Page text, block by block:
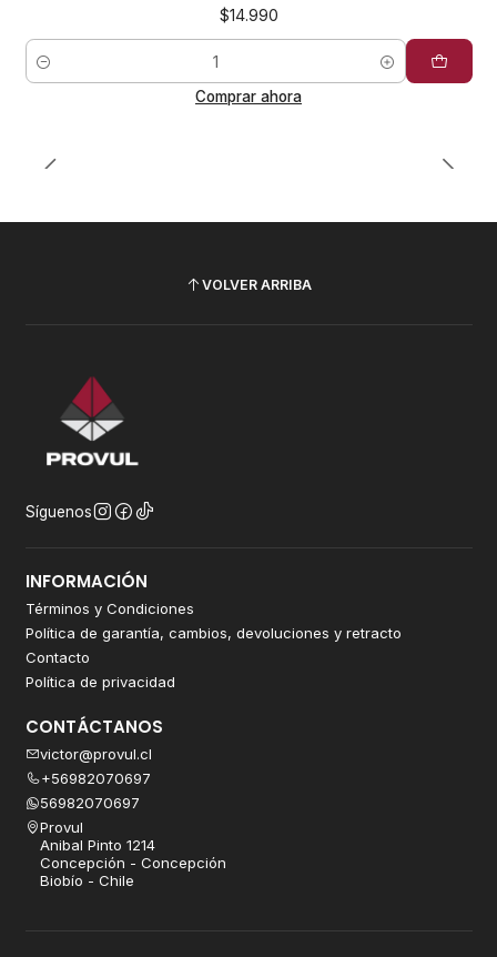
$14.990
Cantidad
Comprar ahora
VOLVER ARRIBA
Síguenos
INFORMACIÓN
Términos y Condiciones
Política de garantía, cambios, devoluciones y retracto
Contacto
Política de privacidad
CONTÁCTANOS
victor@provul.cl
+56982070697
56982070697
Provul
Anibal Pinto 1214
Concepción - Concepción
Biobío - Chile